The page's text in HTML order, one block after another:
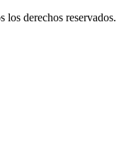
derechos reservados.